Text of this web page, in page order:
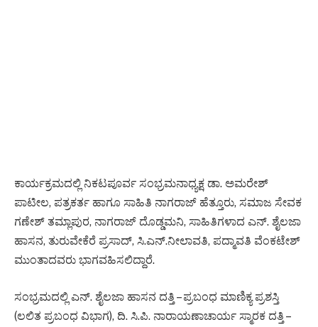
ಕಾರ್ಯಕ್ರಮದಲ್ಲಿ ನಿಕಟಪೂರ್ವ ಸಂಭ್ರಮನಾಧ್ಯಕ್ಷ ಡಾ. ಅಮರೇಶ್
ಪಾಟೀಲ, ಪತ್ರಕರ್ತ ಹಾಗೂ ಸಾಹಿತಿ ನಾಗರಾಜ್ ಹೆತ್ತೂರು, ಸಮಾಜ ಸೇವಕ
ಗಣೇಶ್ ತಮ್ಲಾಪುರ, ನಾಗರಾಜ್ ದೊಡ್ಡಮನಿ, ಸಾಹಿತಿಗಳಾದ ಎನ್. ಶೈಲಜಾ
ಹಾಸನ, ತುರುವೇಕೆರೆ ಪ್ರಸಾದ್, ಸಿ.ಎನ್.ನೀಲಾವತಿ, ಪದ್ಮಾವತಿ ವೆಂಕಟೇಶ್
ಮುಂತಾದವರು ಭಾಗವಹಿಸಲಿದ್ದಾರೆ.
ಸಂಭ್ರಮದಲ್ಲಿ ಎನ್. ಶೈಲಜಾ ಹಾಸನ ದತ್ತಿ – ಪ್ರಬಂಧ ಮಾಣಿಕ್ಯ ಪ್ರಶಸ್ತಿ
(ಲಲಿತ ಪ್ರಬಂಧ ವಿಭಾಗ), ದಿ. ಸಿ.ಪಿ. ನಾರಾಯಣಾಚಾರ್ಯ ಸ್ಮಾರಕ ದತ್ತಿ –